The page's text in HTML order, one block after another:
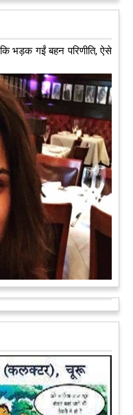
किस्मत, जानिए कैसे
बदलने जा रहा है। भारत
टीम मोबाइल वैन के जरिए पूरे
स्थापित करने की चाह रखने
का आधार गुणवत्ता और
सिंह उर्फ राजा भैया ने
पार्टी बनाने की
में बताया.आगे पढ़ें
कि भड़क गईं बहन परिणीति, ऐसे